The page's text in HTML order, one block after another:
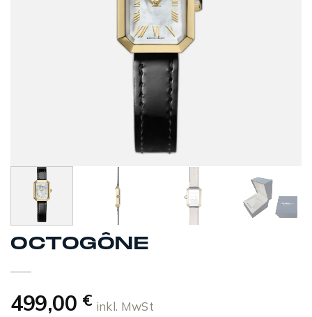
OCTOGÔNE
499,00 € inkl. MwSt